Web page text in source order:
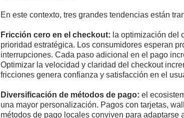
En este contexto, tres grandes tendencias están
Fricción cero en el checkout: la optimización del
prioridad estratégica. Los consumidores esperan
interrupciones. Cada paso adicional en el pago
Optimizar la velocidad y claridad del checkout
fricciones genera confianza y satisfacción en el
Diversificación de métodos de pago: el
una mayor personalización. Pagos con tarjetas,
métodos de pago locales conviven para adaptarse